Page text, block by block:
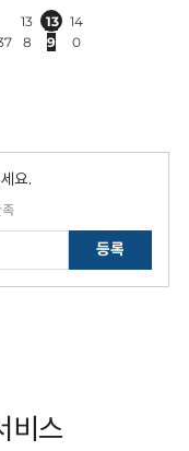
13
8
13
9
14
0
요.
등록
비스